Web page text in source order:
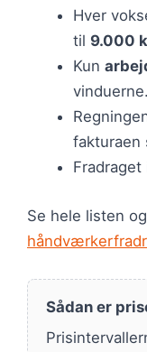
Hver
til 9.000
Kun
vinduerne.
fakturaen
Se hele listen
Sådan er